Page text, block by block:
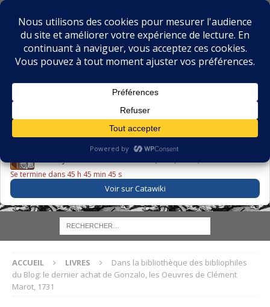
BIBLIOPHILIE.COM
LE BLOG DU BIBLIOPHILE, DES BIBLIOPHILES, DE LA
LE LIVRE DU JOUR
Se termine dans 45 h 45 min 44 s
Voir sur Catawiki
ACCUEIL LIVRES
Dans la bibliothèque des bibliophiles
du Blog: le dernier achat de Gonzalo, les Oeuvres de Clément
Marot, 1731